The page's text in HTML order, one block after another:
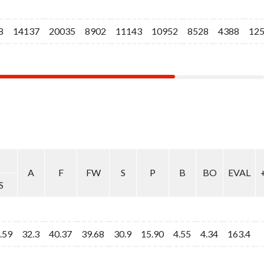
14137 20035 8902 11143 10952 8528 4388
14137 20035 8902 11143 10952 8528 4388
A
F FW S P B BO EVAL
32.3 40.37 39.68 30.9 15.90 4.55 4.34 163.4
A
F FW S P B BO EVAL
32.3 40.37 39.68 30.9 15.90 4.55 4.34 163.4